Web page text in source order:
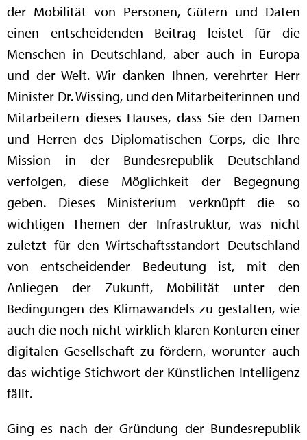
der Mobilität von Personen, Gütern und Daten
einen entscheidenden Beitrag leistet für die
Menschen in Deutschland, aber auch in Europa
und der Welt. Wir danken Ihnen, verehrter Herr
Minister Dr. Wissing, und den Mitarbeiterinnen und
Mitarbeitern dieses Hauses, dass Sie den Damen
und Herren des Diplomatischen Corps, die Ihre
Mission in der Bundesrepublik Deutschland
verfolgen, diese Möglichkeit der Begegnung
geben. Dieses Ministerium verknüpft die so
wichtigen Themen der Infrastruktur, was nicht
zuletzt für den Wirtschaftsstandort Deutschland
von entscheidender Bedeutung ist, mit den
Anliegen der Zukunft, Mobilität unter den
Bedingungen des Klimawandels zu gestalten, wie
auch die noch nicht wirklich klaren Konturen einer
digitalen Gesellschaft zu fördern, worunter auch
das wichtige Stichwort der Künstlichen Intelligenz
fällt.
Ging es nach der Gründung der Bundesrepublik